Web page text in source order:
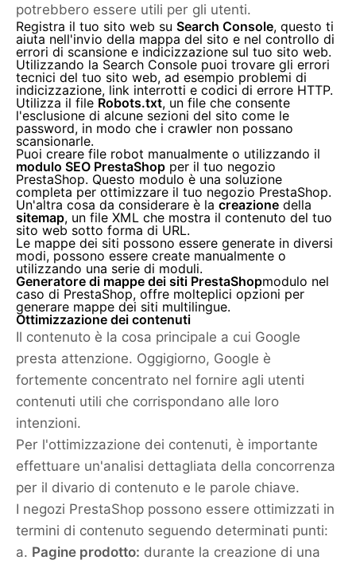
potrebbero essere utili per gli utenti.
Registra il tuo sito web su Search Console, questo ti
aiuta nell'invio della mappa del sito e nel controllo di
errori di scansione e indicizzazione sul tuo sito web.
Utilizzando la Search Console puoi trovare gli errori
tecnici del tuo sito web, ad esempio problemi di
indicizzazione, link interrotti e codici di errore HTTP.
Utilizza il file Robots.txt, un file che consente
l'esclusione di alcune sezioni del sito come le
password, in modo che i crawler non possano
scansionarle.
Puoi creare file robot manualmente o utilizzando il
modulo SEO PrestaShop per il tuo negozio
PrestaShop. Questo modulo è una soluzione
completa per ottimizzare il tuo negozio PrestaShop.
Un'altra cosa da considerare è la creazione della
sitemap, un file XML che mostra il contenuto del tuo
sito web sotto forma di URL.
Le mappe dei siti possono essere generate in diversi
modi, possono essere create manualmente o
utilizzando una serie di moduli.
Generatore di mappe dei siti PrestaShopmodulo nel
caso di PrestaShop, offre molteplici opzioni per
generare mappe dei siti multilingue.
Ottimizzazione dei contenuti
Il contenuto è la cosa principale a cui Google
presta attenzione. Oggigiorno, Google è
fortemente concentrato nel fornire agli utenti
contenuti utili che corrispondano alle loro
intenzioni.
Per l'ottimizzazione dei contenuti, è importante
effettuare un'analisi dettagliata della concorrenza
per il divario di contenuto e le parole chiave.
I negozi PrestaShop possono essere ottimizzati in
termini di contenuto seguendo determinati punti:
a. Pagine prodotto: durante la creazione di una